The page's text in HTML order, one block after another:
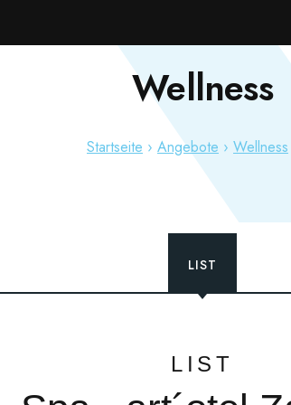
HOTELS & RESORTS
Wellness
Startseite Angebote Wellness
LIST
LIST